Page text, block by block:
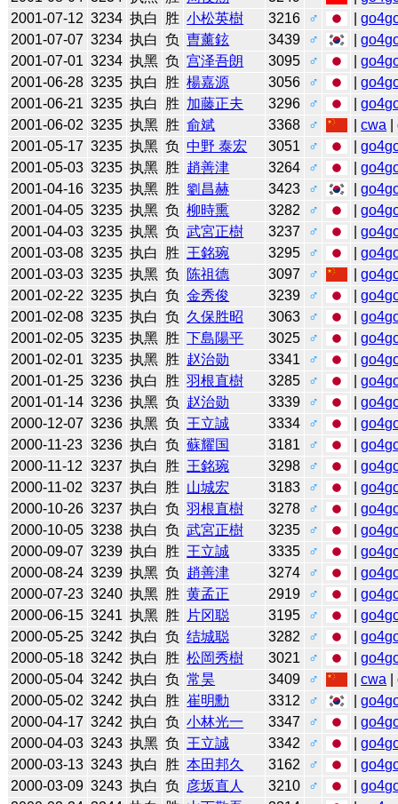
2001-07-12 3234 执白 胜 小松英樹 3216 ♂ |
2001-07-07 3234 执白 负 曺薰鉉 3439 ♂ |
2001-07-01 3234 执黑 负 宫泽吾朗 3095 ♂ |
2001-06-28 3235 执白 胜 楊嘉源 3056 ♂ |
2001-06-21 3235 执白 胜 加藤正夫 3296 ♂ |
2001-06-02 3235 执黑 胜 俞斌 3368 ♂ |cwa |
2001-05-17 3235 执黑 负 中野 泰宏 3051 ♂ |
2001-05-03 3235 执黑 胜 趙善津 3264 ♂ |
2001-04-16 3235 执黑 胜 劉昌赫 3423 ♂ |
2001-04-05 3235 执黑 负 柳時熏 3282 ♂ |
2001-04-03 3235 执黑 负 武宮正樹 3237 ♂ |
2001-03-08 3235 执白 胜 王銘琬 3295 ♂ |
2001-03-03 3235 执黑 负 陈祖德 3097 ♂ |
2001-02-22 3235 执白 负 金秀俊 3239 ♂ |
2001-02-08 3235 执白 负 久保胜昭 3063 ♂ |
2001-02-05 3235 执黑 胜 下島陽平 3025 ♂ |
2001-02-01 3235 执黑 胜 赵治勋 3341 ♂ |
2001-01-25 3236 执白 胜 羽根直樹 3285 ♂ |
2001-01-14 3236 执黑 负 赵治勋 3339 ♂ |
2000-12-07 3236 执黑 负 王立誠 3334 ♂ |
2000-11-23 3236 执白 负 蘇耀国 3181 ♂ |
2000-11-12 3237 执白 胜 王銘琬 3298 ♂ |
2000-11-02 3237 执白 胜 山城宏 3183 ♂ |
2000-10-26 3237 执白 负 羽根直樹 3278 ♂ |
2000-10-05 3238 执白 负 武宮正樹 3235 ♂ |
2000-09-07 3239 执白 胜 王立誠 3335 ♂ |
2000-08-24 3239 执黑 负 趙善津 3274 ♂ |
2000-07-23 3240 执黑 胜 黄孟正 2919 ♂ |
2000-06-15 3241 执黑 胜 片冈聪 3195 ♂ |
2000-05-25 3242 执白 负 结城聪 3282 ♂ |
2000-05-18 3242 执白 胜 松岡秀樹 3021 ♂ |
2000-05-04 3242 执白 负 常昊 3409 ♂ |cwa |
2000-05-02 3242 执白 胜 崔明勳 3312 ♂ |
2000-04-17 3242 执白 负 小林光一 3347 ♂ |
2000-04-03 3243 执黑 负 王立誠 3342 ♂ |
2000-03-13 3243 执白 胜 本田邦久 3162 ♂ |
2000-03-09 3243 执白 负 彦坂直人 3210 ♂ |